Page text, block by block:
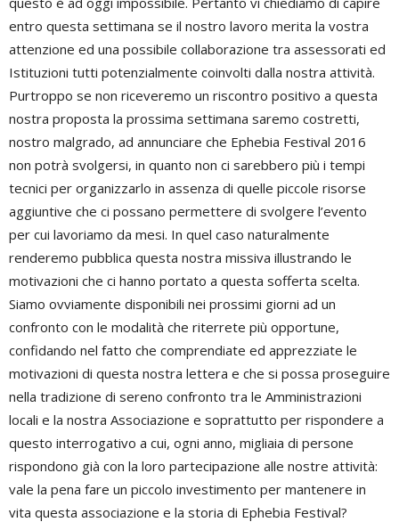
entro questa settimana se il nostro lavoro merita la vostra
attenzione ed una possibile collaborazione tra assessorati ed
Istituzioni tutti potenzialmente coinvolti dalla nostra attività.
Purtroppo se non riceveremo un riscontro positivo a questa
nostra proposta la prossima settimana saremo costretti,
nostro malgrado, ad annunciare che Ephebia Festival 2016
non potrà svolgersi, in quanto non ci sarebbero più i tempi
tecnici per organizzarlo in assenza di quelle piccole risorse
aggiuntive che ci possano permettere di svolgere l’evento
per cui lavoriamo da mesi. In quel caso naturalmente
renderemo pubblica questa nostra missiva illustrando le
motivazioni che ci hanno portato a questa sofferta scelta.
Siamo ovviamente disponibili nei prossimi giorni ad un
confronto con le modalità che riterrete più opportune,
confidando nel fatto che comprendiate ed apprezziate le
motivazioni di questa nostra lettera e che si possa proseguire
nella tradizione di sereno confronto tra le Amministrazioni
locali e la nostra Associazione e soprattutto per rispondere a
questo interrogativo a cui, ogni anno, migliaia di persone
rispondono già con la loro partecipazione alle nostre attività:
vale la pena fare un piccolo investimento per mantenere in
vita questa associazione e la storia di Ephebia Festival?